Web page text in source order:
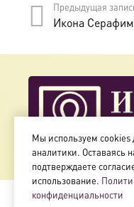
Предыдущая
Икона
Мы используем cookies
аналитики. Оставаясь
подтверждаете
использование.
конфиденциальности